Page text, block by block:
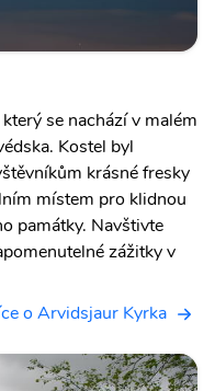
se nachází v malém
Kostel byl
krásné fresky
místem pro klidnou
památky. Navštivte
zážitky v
o Arvidsjaur Kyrka